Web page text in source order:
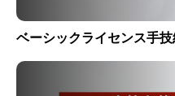
ベーシックライセンス手技